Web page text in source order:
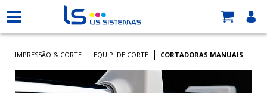
IMPRESSÃO & CORTE EQUIP. DE CORTE CORTADORAS MANUAIS